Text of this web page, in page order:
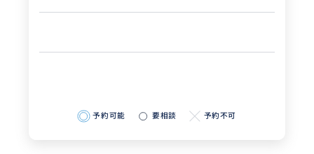
予約可能 要相談 予約不可